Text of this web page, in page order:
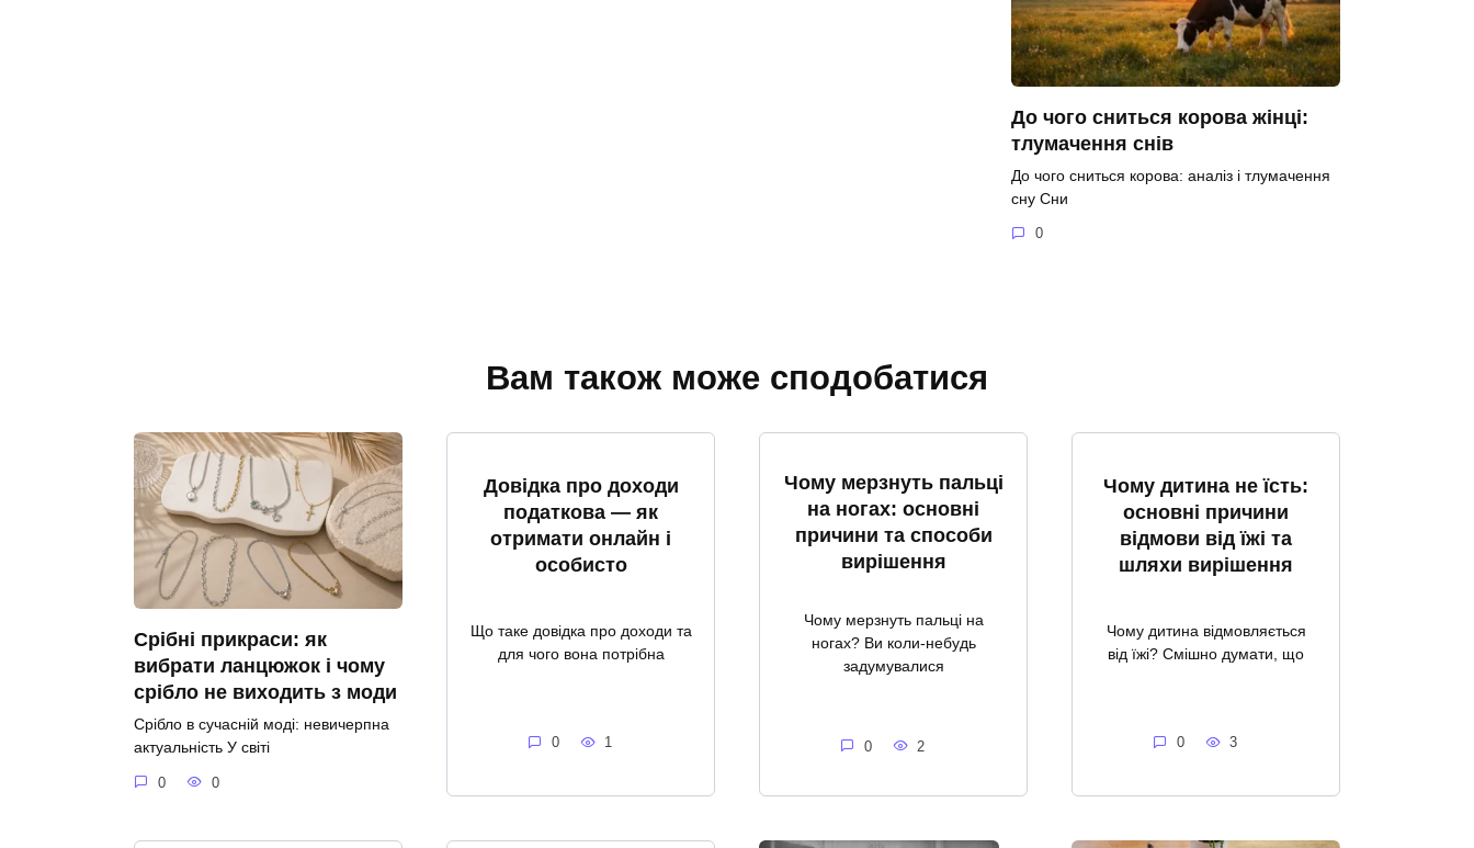
До чого сниться корова жінці:
тлумачення снів
До чого сниться корова: аналіз і тлумачення
сну Сни
0
Вам також може сподобатися
Срібні прикраси: як
вибрати ланцюжок і чому
срібло не виходить з моди
Срібло в сучасній моді: невичерпна
актуальність У світі
0 0
Довідка про доходи
податкова — як
отримати онлайн і
особисто
Що таке довідка про доходи та
для чого вона потрібна
0 1
Чому мерзнуть пальці
на ногах: основні
причини та способи
вирішення
Чому мерзнуть пальці на
ногах? Ви коли-небудь
задумувалися
0 2
Чому дитина не їсть:
основні причини
відмови від їжі та
шляхи вирішення
Чому дитина відмовляється
від їжі? Смішно думати, що
0 3